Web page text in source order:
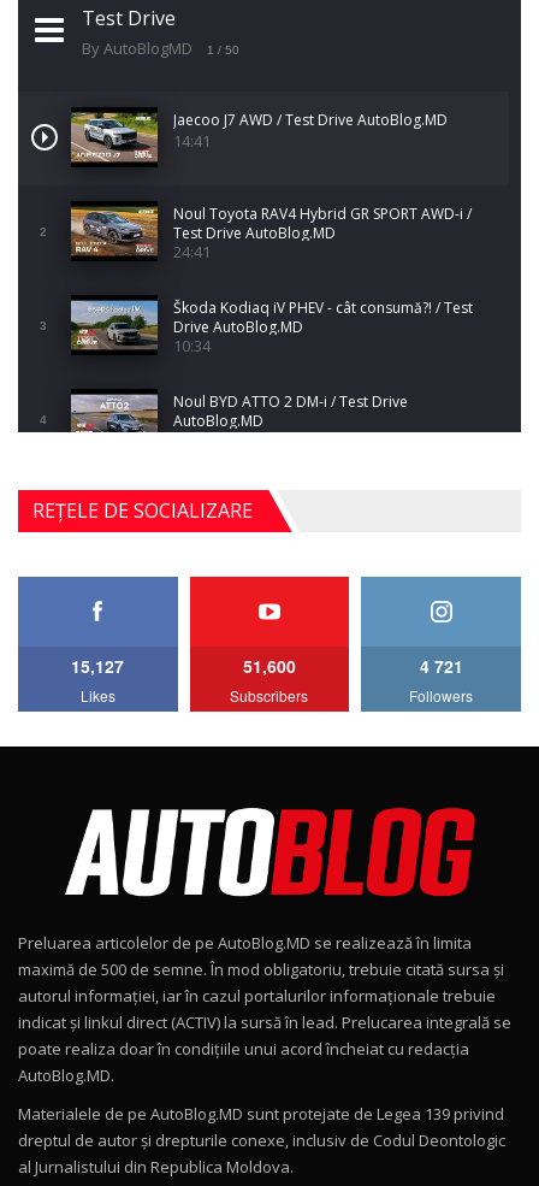
Test Drive
By AutoBlogMD 1 / 50
Jaecoo J7 AWD / Test Drive AutoBlog.MD
14:41
2
Noul Toyota RAV4 Hybrid GR SPORT AWD-i /
Test Drive AutoBlog.MD
24:41
3
Škoda Kodiaq iV PHEV - cât consumă?! / Test
Drive AutoBlog.MD
10:34
4
Noul BYD ATTO 2 DM-i / Test Drive
AutoBlog.MD
17:35
5
Noul Mercedes-Benz S-Class facelift (S 580
4MATIC V223) / Test Drive AutoBlog.MD
27:33
AutoBlog.MD
15:08
Noul Geely EX2 / Test Drive AutoBlog.MD
15:22
Mercedes-AMG E 53 HYBRID 4MATIC+ / Test
Drive AutoBlog.MD
16:27
11
Noul Volvo ES90 / Test Drive AutoBlog.MD
12
Noul MG HS / Test Drive AutoBlog.MD
16:48
REȚELE DE SOCIALIZARE
15,127
Likes
51,600
Subscribers
4 721
Followers
Preluarea articolelor de pe AutoBlog.MD se realizează în limita
maximă de 500 de semne. În mod obligatoriu, trebuie citată sursa și
autorul informației, iar în cazul portalurilor informaționale trebuie
indicat și linkul direct (ACTIV) la sursă în lead. Prelucarea integrală se
poate realiza doar în condițiile unui acord încheiat cu redacţia
AutoBlog.MD.
Materialele de pe AutoBlog.MD sunt protejate de Legea 139 privind
dreptul de autor și drepturile conexe, inclusiv de Codul Deontologic
al Jurnalistului din Republica Moldova.